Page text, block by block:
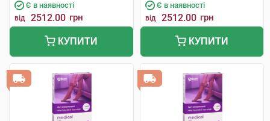
Є в наявності
від 2512.00 грн
КУПИТИ
Є в наявності
від 2512.00 грн
КУПИТИ